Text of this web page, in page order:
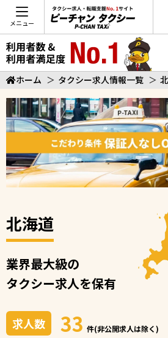
メニュー
ホーム ＞ タクシー求人情報一覧 ＞
北海道
業界最大級の
タクシー求人を保有
求人数 33 件(非公開求人は除く)